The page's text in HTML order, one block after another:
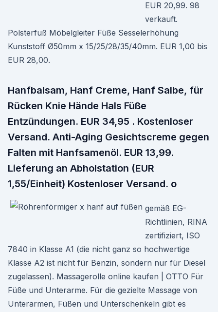
EUR 20,99. 98
verkauft.
Polsterfuß Möbelgleiter Füße Sesselerhöhung
Kunststoff Ø50mm x 15/25/28/35/40mm. EUR 1,00 bis
EUR 28,00.
Hanfbalsam, Hanf Creme, Hanf Salbe, für
Rücken Knie Hände Hals Füße
Entzündungen. EUR 34,95 . Kostenloser
Versand. Anti-Aging Gesichtscreme gegen
Falten mit Hanfsamenöl. EUR 13,99.
Lieferung an Abholstation (EUR
1,55/Einheit) Kostenloser Versand. o
gemäß EG-
Richtlinien, RINA
zertifiziert, ISO
7840 in Klasse A1 (die nicht ganz so hochwertige
Klasse A2 ist nicht für Benzin, sondern nur für Diesel
zugelassen). Massagerolle online kaufen | OTTO Für
Füße und Unterarme. Für die gezielte Massage von
Unterarmen, Füßen und Unterschenkeln gibt es